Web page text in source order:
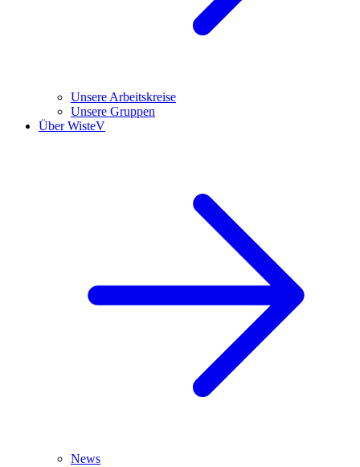
Unsere Arbeitskreise
Unsere Gruppen
Über WisteV
News